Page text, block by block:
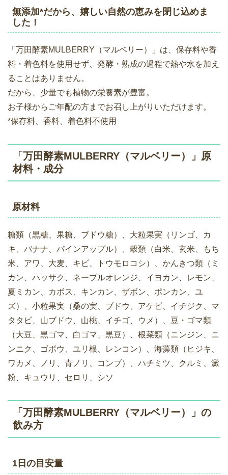
無添加*だから、嬉しい自然の恵みを閉じ込めま
した！
「万田酵素MULBERRY（マルベリー）」は、保存料や香
料・着色料を使用せず、発酵・熟成の過程で熱や水を加え
ることはありません。
だから、少量でも植物の栄養素が豊富。
お子様からご年配の方までお召し上がりいただけます。
*保存料、香料、着色料不使用
「万田酵素MULBERRY（マルベリー）」原
材料・成分
原材料
糖類（黒糖、果糖、ブドウ糖）、大粒果実（リンゴ、カ
キ、バナナ、パインアップル）、穀類（白米、玄米、もち
米、アワ、大麦、キビ、トウモロコシ）、かんきつ類（ミ
カン、ハッサク、ネーブルオレンジ、イヨカン、レモン、
夏ミカン、カボス、キンカン、ザボン、ポンカン、ユ
ズ）、小粒果実（桑の実、ブドウ、アケビ、イチジク、マ
タタビ、山ブドウ、山桃、イチゴ、ウメ）、豆・ゴマ類
（大豆、黒ゴマ、白ゴマ、黒豆）、根菜類（ニンジン、ニ
ンニク、ゴボウ、ユリ根、レンコン）、海藻類（ヒジキ、
ワカメ、ノリ、青ノリ、コンブ）、ハチミツ、クルミ、澱
粉、キュウリ、セロリ、シソ
「万田酵素MULBERRY（マルベリー）」の
飲み方
1日の目安量